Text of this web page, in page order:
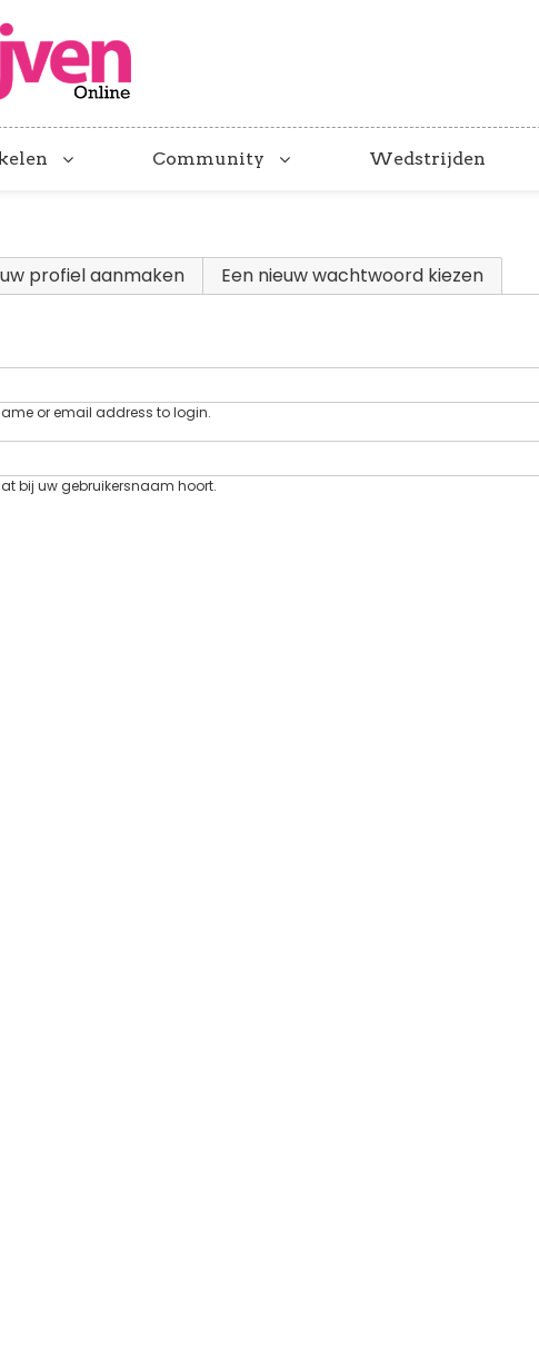
Community Wedstrijden
tabblad)
profiel aanmaken Een nieuw wachtwoord kiezen
or email address to login.
bij uw gebruikersnaam hoort.